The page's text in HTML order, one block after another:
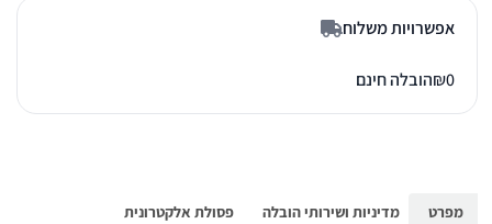
אפשרויות משלוח
₪0 הובלה חינם
מפרט מדיניות ושירותי הובלה
פסולת אלקטרונית